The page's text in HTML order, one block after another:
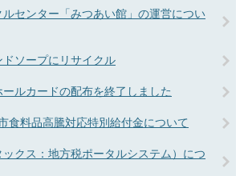
センター「みつあい館」の運営につい
ドソープにリサイクル
ルカードの配布を終了しました
食料品高騰対応特別給付金について
クス：地方税ポータルシステム）につ